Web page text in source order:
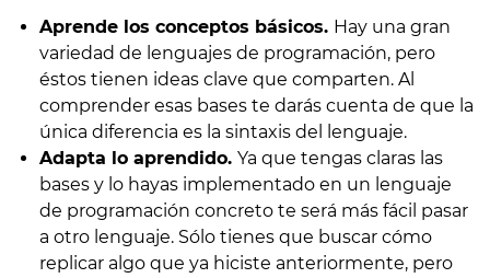
Aprende los conceptos básicos. Hay una gran
variedad de lenguajes de programación, pero
éstos tienen ideas clave que comparten. Al
comprender esas bases te darás cuenta de que la
única diferencia es la sintaxis del lenguaje.
Adapta lo aprendido. Ya que tengas claras las
bases y lo hayas implementado en un lenguaje
de programación concreto te será más fácil pasar
a otro lenguaje. Sólo tienes que buscar cómo
replicar algo que ya hiciste anteriormente, pero